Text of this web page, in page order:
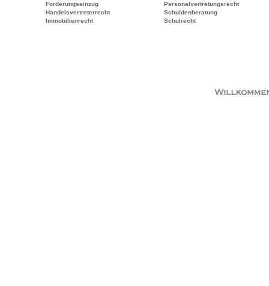
Forderungseinzug
Handelsvertreterrecht
Immobilienrecht
Personalvertretungsrecht
Schuldenberatung
Schulrecht